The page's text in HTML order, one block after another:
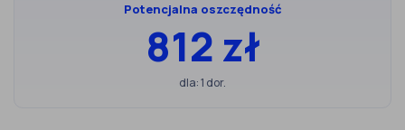
Potencjalna oszczędność
812 zł
dla: 1 dor.